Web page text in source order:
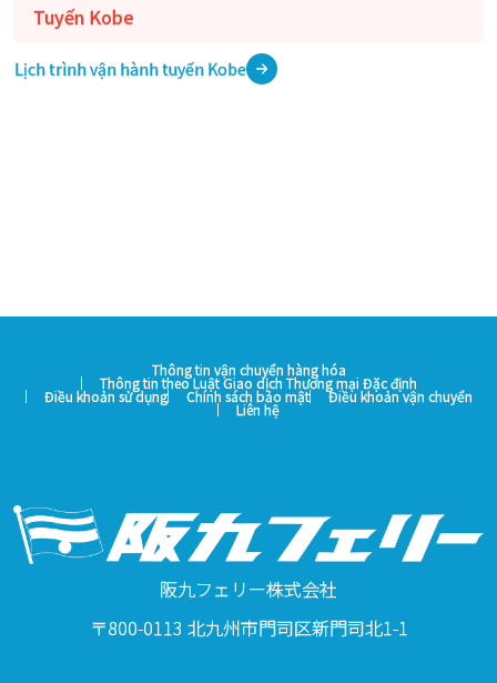
Tuyến Kobe
Lịch trình vận hành tuyến Kobe
Thông tin vận chuyển hàng hóa
Thông tin theo Luật Giao dịch Thương mại Đặc định
Điều khoản sử dụng Chính sách bảo mật Điều khoản vận chuyển
Liên hệ
阪九フェリー株式会社
〒800-0113 北九州市門司区新門司北1-1